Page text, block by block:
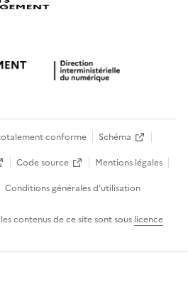
conforme
Schéma
Code source
Mentions légales
Conditions générales d’utilisation
contenus de ce site sont sous licence